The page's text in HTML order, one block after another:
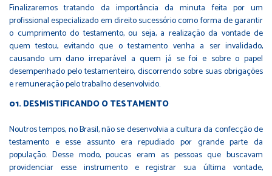
Finalizaremos tratando da importância da minuta feita por um
profissional especializado em direito sucessório como forma de garantir
o cumprimento do testamento, ou seja, a realização da vontade de
quem testou, evitando que o testamento venha a ser invalidado,
causando um dano irreparável a quem já se foi e sobre o papel
desempenhado pelo testamenteiro, discorrendo sobre suas obrigações
e remuneração pelo trabalho desenvolvido.
DESMISTIFICANDO O TESTAMENTO
Noutros tempos, no Brasil, não se desenvolvia a cultura da confecção de
testamento e esse assunto era repudiado por grande parte da
população. Desse modo, poucas eram as pessoas que buscavam
providenciar esse instrumento e registrar sua última vontade,